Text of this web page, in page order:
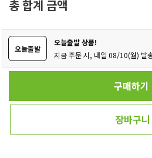
총 합계 금액
오늘출발
오늘출발 상품!
지금 주문 시, 내일 08/10(월) 발
구매하기
장바구니